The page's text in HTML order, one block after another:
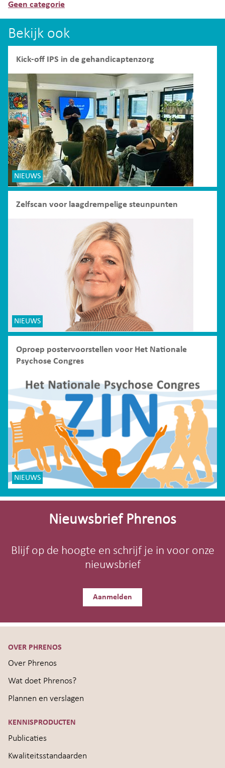
Geen categorie
Bekijk ook
Kick-off IPS in de gehandicaptenzorg
NIEUWS
Zelfscan voor laagdrempelige steunpunten
NIEUWS
Oproep postervoorstellen voor Het Nationale
Psychose Congres
NIEUWS
Site-
Nieuwsbrief Phrenos
Blijf op de hoogte en schrijf je in voor onze
nieuwsbrief
Aanmelden
OVER PHRENOS
Over Phrenos
Wat doet Phrenos?
Plannen en verslagen
KENNISPRODUCTEN
Publicaties
Kwaliteitsstandaarden